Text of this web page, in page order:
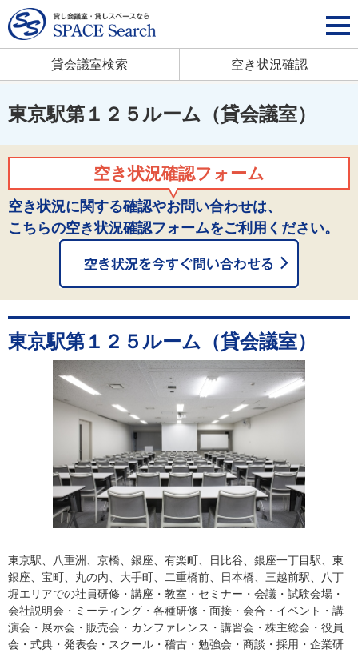
貸会議室検索 空き状況確認
東京駅第１２５ルーム（貸会議室）
空き状況確認フォーム
空き状況に関する確認やお問い合わせは、
こちらの空き状況確認フォームをご利用ください。
東京駅第１２５ルーム（貸会議室）
東京駅、八重洲、京橋、銀座、有楽町、日比谷、銀座一丁目駅、東
銀座、宝町、丸の内、大手町、二重橋前、日本橋、三越前駅、八丁
堀エリアでの社員研修・講座・教室・セミナー・会議・試験会場・
会社説明会・ミーティング・各種研修・面接・会合・イベント・講
演会・展示会・販売会・カンファレンス・講習会・株主総会・役員
会・式典・発表会・スクール・稽古・勉強会・商談・採用・企業研